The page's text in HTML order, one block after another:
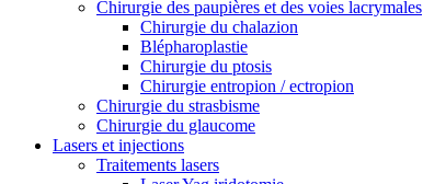
Chirurgie des paupières et des voies lacrymales
Chirurgie du chalazion
Blépharoplastie
Chirurgie du ptosis
Chirurgie entropion / ectropion
Chirurgie du strasbisme
Chirurgie du glaucome
Lasers et injections
Traitements lasers